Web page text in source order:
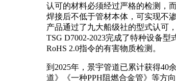
认可的材料必须经过严格的检测，
焊接后不低于管材本体，可实现不
产品通过了九大船级社的型式认可
TSG D7002-2023完成了特种设备
RoHS 2.0指令的有害物质检测。
到 2025年，景宇管道已累计获得40
道》《一种PPH阻燃合金管》等方